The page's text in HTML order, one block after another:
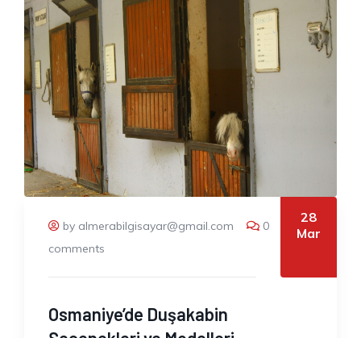
by almerabilgisayar@gmail.com
0
comments
28
Mar
Osmaniye’de Duşakabin